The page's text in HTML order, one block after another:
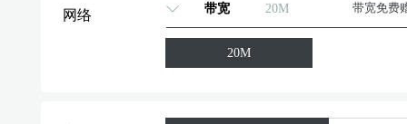
标准型
网络 带宽 20M 带宽免费
20M